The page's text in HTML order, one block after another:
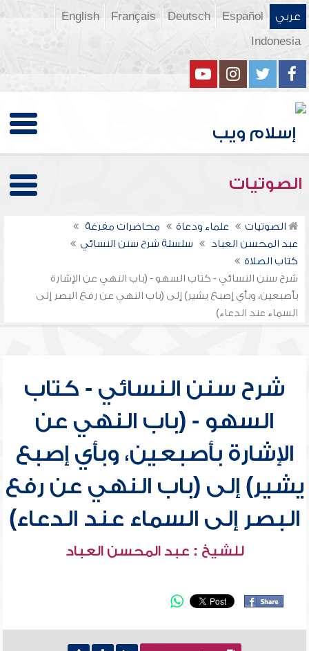
عربي Español
Deutsch
Français
English
Indonesia
الصوتيات
الصوتيات علماء ودعاة
محاضرات مفرغة
عبد المحسن العباد
سلسلة شرح سنن النسائي
كتاب الصلاة
شرح سنن النسائي - كتاب السهو - (باب النهي عن الإشارة
بأصبعين، وبأي إصبع يشير) إلى (باب النهي عن رفع البصر إلى
السماء عند الدعاء)
شرح سنن النسائي - كتاب
السهو - (باب النهي عن
الإشارة بأصبعين، وبأي إصبع
يشير) إلى (باب النهي عن رفع
البصر إلى السماء عند الدعاء)
للشيخ : عبد المحسن العباد